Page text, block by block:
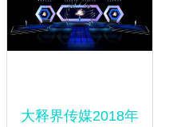
大释界传媒2018年